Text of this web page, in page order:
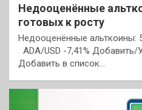
Недооценённые
готовых к росту
Недооценённые альткоины:
ADA/USD -7,41% Добавить/
Добавить в список…